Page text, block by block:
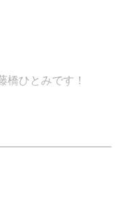
ひとみです！